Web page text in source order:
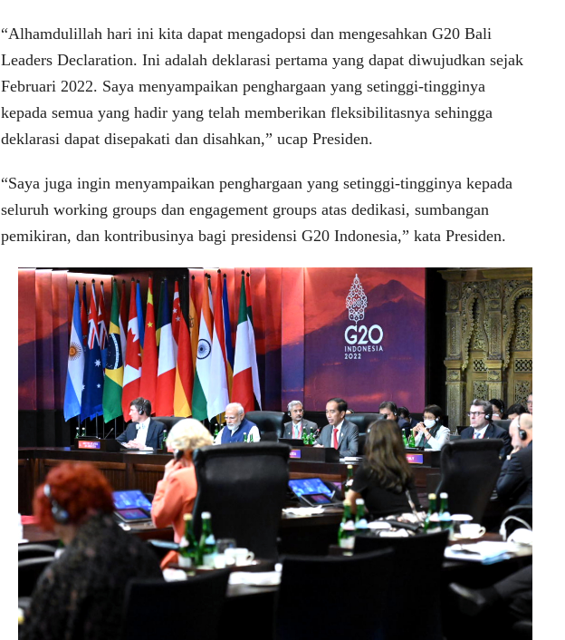
“Alhamdulillah hari ini kita dapat mengadopsi dan mengesahkan G20 Bali
Leaders Declaration. Ini adalah deklarasi pertama yang dapat diwujudkan sejak
Februari 2022. Saya menyampaikan penghargaan yang setinggi-tingginya
kepada semua yang hadir yang telah memberikan fleksibilitasnya sehingga
deklarasi dapat disepakati dan disahkan,” ucap Presiden.
“Saya juga ingin menyampaikan penghargaan yang setinggi-tingginya kepada
seluruh working groups dan engagement groups atas dedikasi, sumbangan
pemikiran, dan kontribusinya bagi presidensi G20 Indonesia,” kata Presiden.